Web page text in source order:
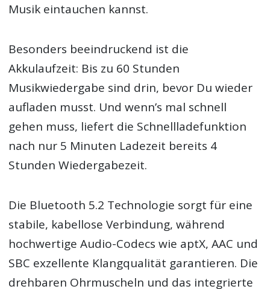
Musik eintauchen kannst.
Besonders beeindruckend ist die
Akkulaufzeit: Bis zu 60 Stunden
Musikwiedergabe sind drin, bevor Du wieder
aufladen musst. Und wenn’s mal schnell
gehen muss, liefert die Schnellladefunktion
nach nur 5 Minuten Ladezeit bereits 4
Stunden Wiedergabezeit.
Die Bluetooth 5.2 Technologie sorgt für eine
stabile, kabellose Verbindung, während
hochwertige Audio-Codecs wie aptX, AAC und
SBC exzellente Klangqualität garantieren. Die
drehbaren Ohrmuscheln und das integrierte